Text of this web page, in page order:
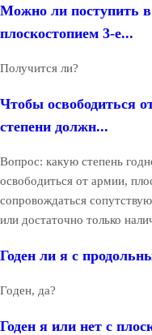
Можно ли поступить
плоскостопием 3-е...
Получится ли?
Чтобы освободиться
степени должн...
Вопрос: какую степень
освободиться от армии,
сопровождаться
или достаточно только
Годен ли я с
Годен, да?
Годен я или нет с